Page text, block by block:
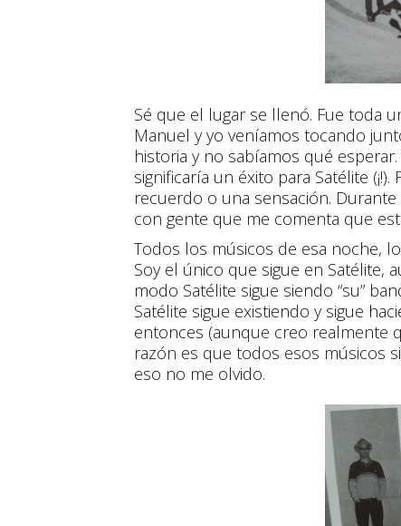
Sé que el lugar se llenó. Fue toda
Manuel y yo veníamos tocando
historia y no sabíamos qué
significaría un éxito para Satélite
recuerdo o una sensación.
con gente que me comenta que
Todos los músicos de esa noche,
Soy el único que sigue en Satélite,
modo Satélite sigue siendo “su”
Satélite sigue existiendo y sigue
entonces (aunque creo realmente
razón es que todos esos músicos
eso no me olvido.